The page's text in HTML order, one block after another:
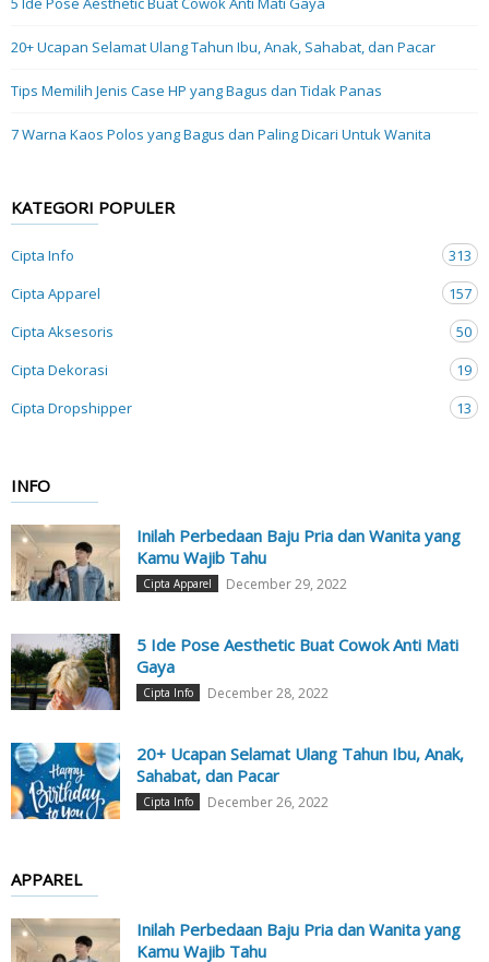
20+ Ucapan Selamat Ulang Tahun Ibu, Anak, Sahabat, dan Pacar
Tips Memilih Jenis Case HP yang Bagus dan Tidak Panas
7 Warna Kaos Polos yang Bagus dan Paling Dicari Untuk Wanita
KATEGORI POPULER
Cipta Info
313
Cipta Apparel
157
Cipta Aksesoris
50
Cipta Dekorasi
19
Cipta Dropshipper
13
INFO
Inilah Perbedaan Baju Pria dan Wanita yang
Kamu Wajib Tahu
Cipta Apparel December 29, 2022
5 Ide Pose Aesthetic Buat Cowok Anti Mati
Gaya
Cipta Info December 28, 2022
20+ Ucapan Selamat Ulang Tahun Ibu, Anak,
Sahabat, dan Pacar
Cipta Info December 26, 2022
APPAREL
Inilah Perbedaan Baju Pria dan Wanita yang
Kamu Wajib Tahu